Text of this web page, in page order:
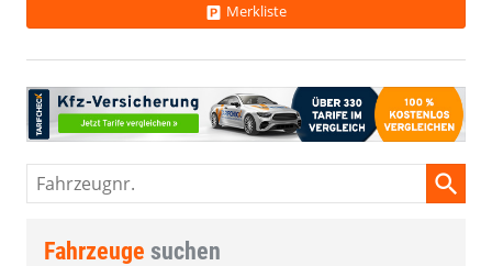
Merkliste
Fahrzeugnr.
Fahrzeuge suchen